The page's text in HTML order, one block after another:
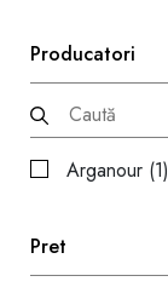
Producatori
Arganour (1)
Pret